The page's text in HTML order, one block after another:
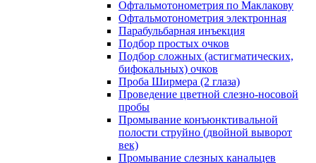
Офтальмотонометрия по Маклакову
Офтальмотонометрия электронная
Парабульбарная инъекция
Подбор простых очков
Подбор сложных (астигматических,
бифокальных) очков
Проба Ширмера (2 глаза)
Проведение цветной слезно-носовой
пробы
Промывание конъюнктивальной
полости струйно (двойной выворот
век)
Промывание слезных канальцев